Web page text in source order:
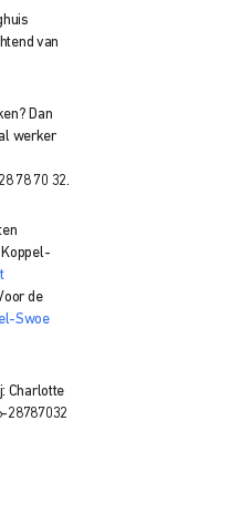
van
Dan
werker
78 70 32.
de
Swoe
Charlotte
28787032